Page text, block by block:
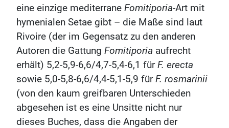
eine einzige mediterrane Fomitiporia-Art mit
hymenialen Setae gibt – die Maße sind laut
Rivoire (der im Gegensatz zu den anderen
Autoren die Gattung Fomitiporia aufrecht
erhält) 5,2-5,9-6,6/4,7-5,4-6,1 fürF. erecta
sowie 5,0-5,8-6,6/4,4-5,1-5,9 fürF. rosmarinii
(von den kaum greifbaren Unterschieden
abgesehen ist es eine Unsitte nicht nur
dieses Buches, dass die Angaben der